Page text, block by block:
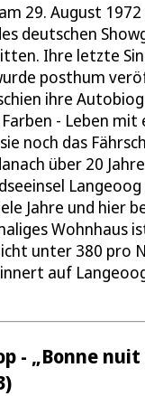
29. August
deutschen
Ihre letzte
posthum
ihre
- Leben mit
noch das
über 20
Jahre und hier
Wohnhaus
unter 380 pro
auf
- „Bonne